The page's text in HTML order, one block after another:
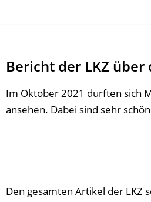
springen
Bericht der LKZ über
Im Oktober 2021 durften sich
ansehen. Dabei sind sehr
Den gesamten Artikel der LKZ